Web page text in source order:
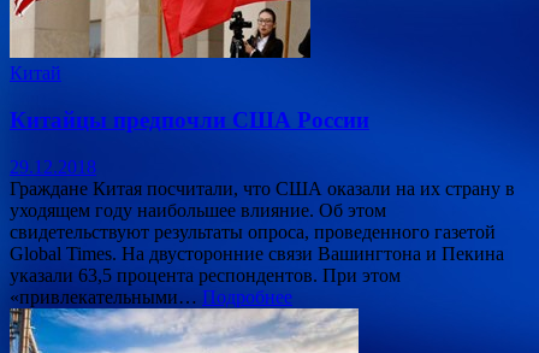
Китай
Китайцы предпочли США России
29.12.2018
Граждане Китая посчитали, что США оказали на их страну в
уходящем году наибольшее влияние. Об этом
свидетельствуют результаты опроса, проведенного газетой
Global Times. На двусторонние связи Вашингтона и Пекина
указали 63,5 процента респондентов. При этом
«привлекательными… Подробнее